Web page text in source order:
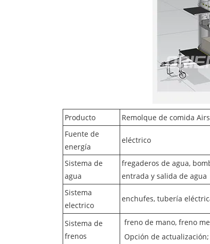
Producto
Remolque de comida
Fuente de
energía
eléctrico
Sistema de
agua
fregaderos de agua,
entrada y salida de agua
Sistema
electrico
enchufes, tubería
Sistema de
frenos
freno de mano, freno
Opción de